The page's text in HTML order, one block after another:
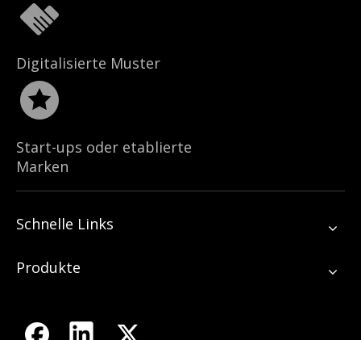
Digitalisierte Muster
Start-ups oder etablierte
Marken
Schnelle Links
Produkte